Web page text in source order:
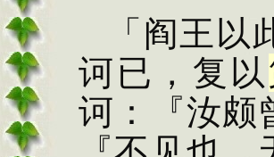
「阎王
诃已，复以
诃：『汝颇